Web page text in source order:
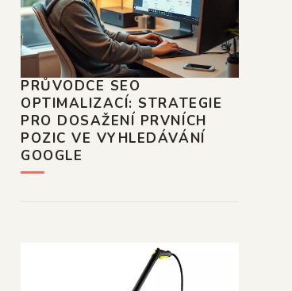
PRŮVODCE SEO
OPTIMALIZACÍ: STRATEGIE
PRO DOSAŽENÍ PRVNÍCH
POZIC VE VYHLEDÁVÁNÍ
GOOGLE